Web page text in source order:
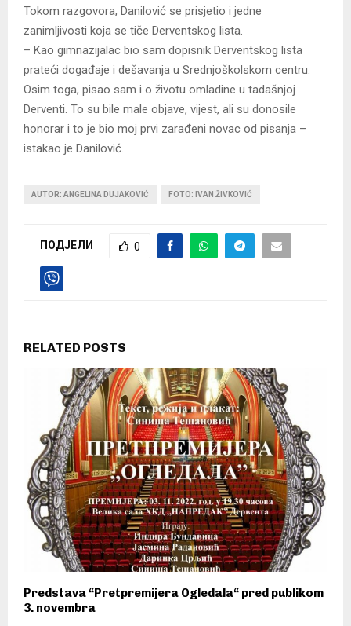
Tokom razgovora, Danilović se prisjetio i jedne
zanimljivosti koja se tiče Derventskog lista.
– Kao gimnazijalac bio sam dopisnik Derventskog lista
prateći događaje i dešavanja u Srednjoškolskom centru.
Osim toga, pisao sam i o životu omladine u tadašnjoj
Derventi. To su bile male objave, vijest, ali su donosile
honorar i to je bio moj prvi zarađeni novac od pisanja –
istakao je Danilović.
AUTOR: ANGELINA DUJAKOVIĆ FOTO: IVAN ŽIVKOVIĆ
ПОДЈЕЛИ 0
RELATED POSTS
Predstava “Pretpremijera Ogledala“ pred publikom
3. novembra